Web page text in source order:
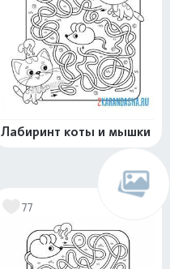
Лабиринт коты и мышки
77